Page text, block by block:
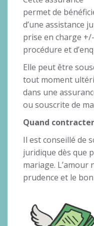
permet de
d’une assistance
prise en charge
procédure et
Elle peut être
tout moment
dans une
ou souscrite de
Quand
Il est conseillé de
juridique dès que
mariage. L’amour
prudence et le